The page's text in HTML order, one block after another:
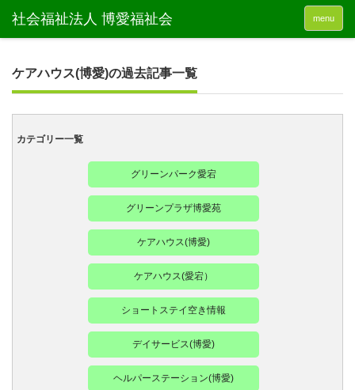
menu
ケアハウス(博愛)の過去記事一覧
カテゴリー一覧
グリーンパーク愛宕
グリーンプラザ博愛苑
ケアハウス(博愛)
ケアハウス(愛宕）
ショートステイ空き情報
デイサービス(博愛)
ヘルパーステーション(博愛)